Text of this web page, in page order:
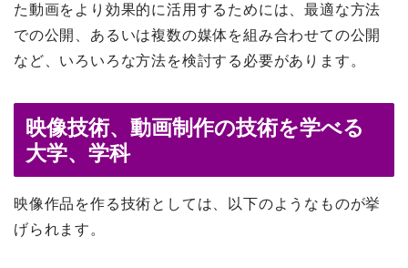
た動画をより効果的に活用するためには、最適な方法
での公開、あるいは複数の媒体を組み合わせての公開
など、いろいろな方法を検討する必要があります。
映像技術、動画制作の技術を学べる
大学、学科
映像作品を作る技術としては、以下のようなものが挙
げられます。